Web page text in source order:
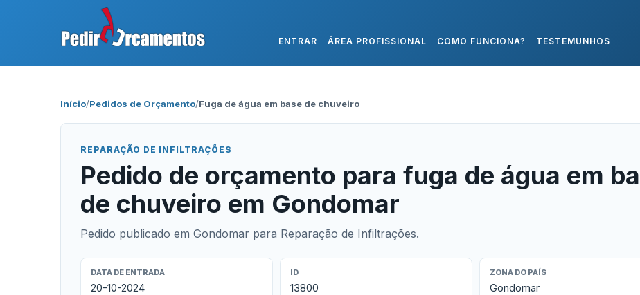
ENTRAR ÁREA PROFISSIONAL COMO FUNCIONA? TESTEMUNHOS
Início/Pedidos de Orçamento/Fuga de água em base de chuveiro
REPARAÇÃO DE INFILTRAÇÕES
Pedido de orçamento para fuga de água em
de chuveiro em Gondomar
Pedido publicado em Gondomar para Reparação de Infiltrações.
DATA DE ENTRADA
20-10-2024
ID
13800
ZONA DO PAÍS
Gondomar